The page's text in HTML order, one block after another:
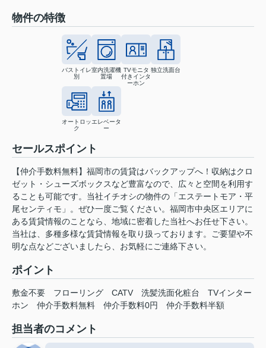
物件の特徴
バストイレ
別
室内洗濯機
置場
TVモニタ
付きインタ
ーホン
独立洗面台
オートロッ
ク
エレベータ
ー
セールスポイント
【仲介手数料無料】福岡市の賃貸はバックアップへ！収納はクロ
ゼット・シューズボックスなど豊富なので、広々と空間を利用す
ることも可能です。当社イチオシの物件の「エステートモア・平
尾センティモ」。ぜひ一度ご覧ください。福岡市中央区エリアに
ある賃貸情報のことなら、地域に密着した当社へお任せ下さい。
当社は、多種多様な賃貸情報を取り扱っております。ご要望や不
明な点などございましたら、お気軽にご連絡下さい。
ポイント
敷金不要 フローリング CATV 洗髪洗面化粧台
TVインター
ホン
仲介手数料無料 仲介手数料0円 仲介手数料半額
担当者のコメント